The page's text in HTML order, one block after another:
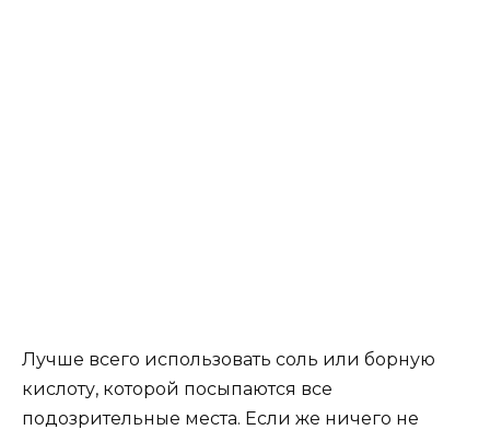
Лучше всего использовать соль или борную
кислоту, которой посыпаются все
подозрительные места. Если же ничего не